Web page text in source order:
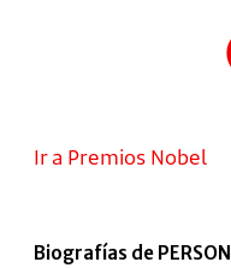
Ir a Premios Nobel
Biografías de